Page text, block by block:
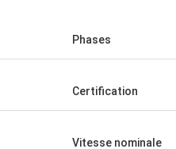
Phases
Certification
Vitesse nominale